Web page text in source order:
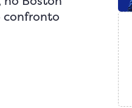
confronto